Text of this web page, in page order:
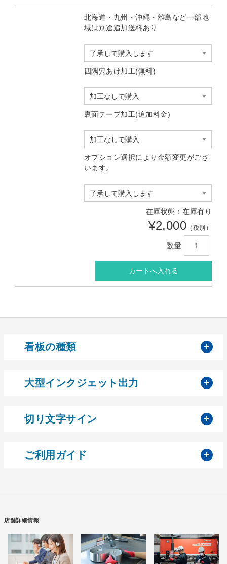
北海道・九州・沖縄・離島など一部地
域は別途追加送料あり
四隅穴あけ加工(無料)
裏面テープ加工(追加料金)
オプション選択により金額変更がござ
います。
在庫状態：在庫有り
¥2,000 （税別）
数量
看板の種類
大型インクジェット出力
切り文字サイン
ご利用ガイド
店舗詳細情報